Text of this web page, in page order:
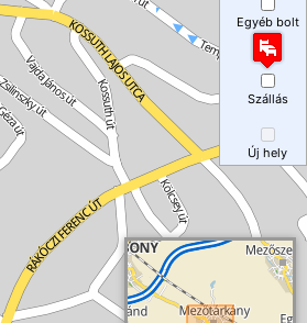
Egyéb bolt
Szállás
Új hely